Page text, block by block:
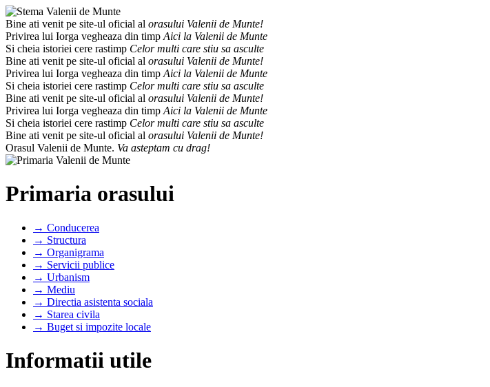
Bine ati venit pe site-ul oficial al orasului Valenii de Munte!
Privirea lui Iorga vegheaza din timp Aici la Valenii de Munte
Si cheia istoriei cere rastimp Celor multi care stiu sa asculte
Bine ati venit pe site-ul oficial al orasului Valenii de Munte!
Privirea lui Iorga vegheaza din timp Aici la Valenii de Munte
Si cheia istoriei cere rastimp Celor multi care stiu sa asculte
Bine ati venit pe site-ul oficial al orasului Valenii de Munte!
Privirea lui Iorga vegheaza din timp Aici la Valenii de Munte
Si cheia istoriei cere rastimp Celor multi care stiu sa asculte
Bine ati venit pe site-ul oficial al orasului Valenii de Munte!
Orasul Valenii de Munte. Va asteptam cu drag!
Primaria orasului
→ Conducerea
→ Structura
→ Organigrama
→ Servicii publice
→ Urbanism
→ Mediu
→ Directia asistenta sociala
→ Starea civila
→ Buget si impozite locale
Informatii utile